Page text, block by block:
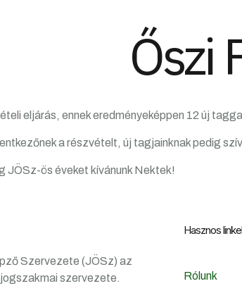
Őszi
eljárás, ennek eredményeképpen 12 új
a részvételt, új tagjainknak pedig
JÖSz-ös éveket kívánunk Nektek!
Szervezete (JÖSz) az
szervezete.
Hasznos
Rólunk